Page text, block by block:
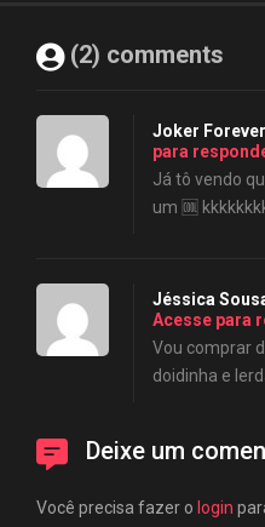
(2) comments
Joker Forever
para
Já tô vendo
um 🆒
Jéssica
Acesse para
Vou comprar
doidinha e
Deixe um
Você precisa fazer o login